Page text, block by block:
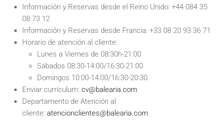
Información y Reservas desde el Reino Unido: +44 084 35
08 73 12
Información y Reservas desde Francia: +33 08 20 93 36 71
Horario de atención al cliente:
Lunes a Viernes de 08:30h-21:00
Sábados 08:30-14:00/16:30-21:00
Domingos 10:00-14:00/16:30-20:30
Enviar currículum: cv@balearia.com
Departamento de Atención al
cliente: atencionclientes@balearia.com